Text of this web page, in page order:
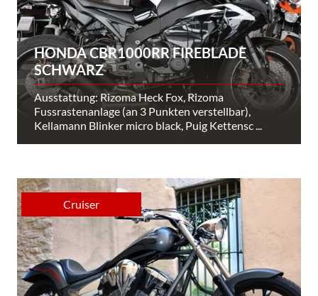
HONDA CBR1000RR FIREBLADE
SCHWARZ
Ausstattung: Rizoma Heck Fox, Rizoma
Fussrastenanlage (an 3 Punkten verstellbar),
Kellamann Blinker micro black, Puig Kettensc ...
Cruiser